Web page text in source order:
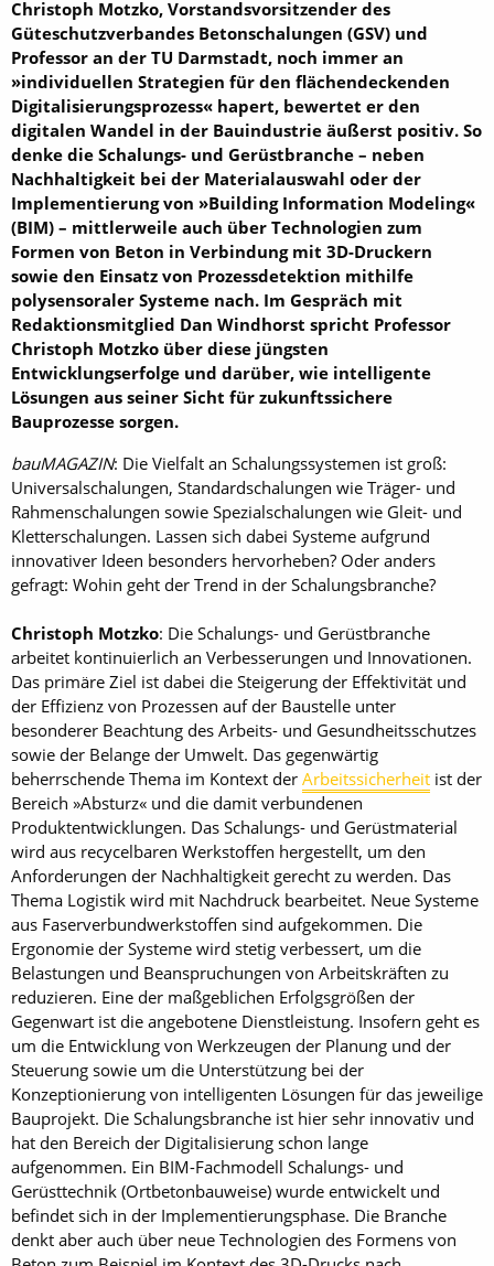
Christoph Motzko, Vorstandsvorsitzender des
Güteschutzverbandes Beton­schalungen (GSV) und
Professor an der TU Darmstadt, noch immer an
»individuellen Strategien für den flächendeckenden
Digitalisierungsprozess« hapert, bewertet er den
digitalen Wandel in der Bauindustrie äußerst positiv. So
denke die Schalungs- und Gerüstbranche – neben
Nachhaltigkeit bei der Materialauswahl oder der
Implementierung von »Building Information Modeling«
(BIM) – mittlerweile auch über Technologien zum
Formen von Beton in Verbindung mit 3D-Druckern
sowie den Einsatz von Prozessdetektion mithilfe
polysensoraler Systeme nach. Im Gespräch mit
Redaktionsmitglied Dan Windhorst spricht Professor
Christoph Motzko über diese jüngsten
Entwicklungserfolge und darüber, wie intelligente
Lösungen aus seiner Sicht für zukunftssichere
Bauprozesse sorgen.
bauMAGAZIN: Die Vielfalt an Schalungssystemen ist groß:
Universalschalungen, Standardschalungen wie Träger- und
Rahmenschalungen sowie Spezialschalungen wie Gleit- und
Kletterschalungen. Lassen sich dabei Systeme aufgrund
innovativer Ideen besonders hervorheben? Oder anders
gefragt: Wohin geht der Trend in der Schalungsbranche?
Christoph Motzko: Die Schalungs- und Gerüstbranche
arbeitet kontinuierlich an Verbesserungen und Innovationen.
Das primäre Ziel ist dabei die Steigerung der Effektivität und
der Effizienz von Prozessen auf der Baustelle unter
besonderer Beachtung des Arbeits- und Gesundheitsschutzes
sowie der Belange der Umwelt. Das gegenwärtig
beherrschende Thema im Kontext der Arbeitssicherheit ist der
Bereich »Absturz« und die damit verbundenen
Produktentwicklungen. Das Schalungs- und Gerüstmaterial
wird aus recycelbaren Werkstoffen hergestellt, um den
Anforderungen der Nachhaltigkeit gerecht zu werden. Das
Thema Logistik wird mit Nachdruck bearbeitet. Neue Systeme
aus Faserverbundwerkstoffen sind aufgekommen. Die
Ergonomie der Systeme wird stetig verbessert, um die
Belastungen und Beanspruchungen von Arbeitskräften zu
reduzieren. Eine der maßgeblichen Erfolgsgrößen der
Gegenwart ist die angebotene Dienstleistung. Insofern geht es
um die Entwicklung von Werkzeugen der Planung und der
Steuerung sowie um die Unterstützung bei der
Konzeptionierung von intelligenten Lösungen für das jeweilige
Bauprojekt. Die Schalungsbranche ist hier sehr innovativ und
hat den Bereich der Digitalisierung schon lange
aufgenommen. Ein BIM-Fachmodell Schalungs- und
Gerüsttechnik (Ortbetonbauweise) wurde entwickelt und
befindet sich in der Implementierungsphase. Die Branche
denkt aber auch über neue Technologien des Formens von